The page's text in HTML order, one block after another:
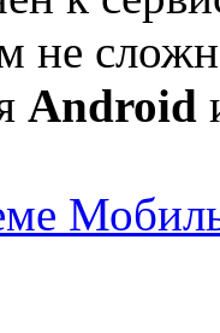
не
Android